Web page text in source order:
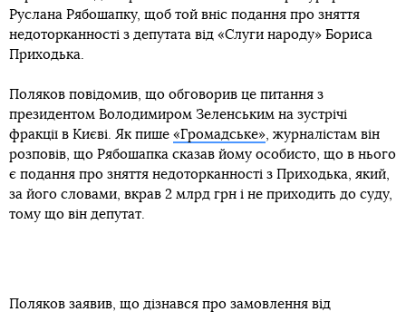
Руслана Рябошапку, щоб той вніс подання про зняття
недоторканності з депутата від «Слуги народу» Бориса
Приходька.
Поляков повідомив, що обговорив це питання з
президентом Володимиром Зеленським на зустрічі
фракції в Києві. Як пише «Громадське» , журналістам він
розповів, що Рябошапка сказав йому особисто, що в нього
є подання про зняття недоторканності з Приходька, який,
за його словами, вкрав 2 млрд грн і не приходить до суду,
тому що він депутат.
Поляков заявив, що дізнався про замовлення від